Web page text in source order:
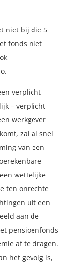
niet bij die 5
fonds niet
verplicht
– verplicht
werkgever
zal al snel
van een
wettelijke
ten onrechte
uit een
aan de
pensioenfonds
af te dragen.
het gevolg is,